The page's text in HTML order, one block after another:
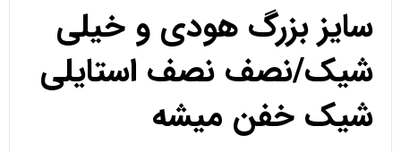
سایز بزرگ هودی و خیلی
شیک/نصف نصف استایلی
شیک خفن میشه